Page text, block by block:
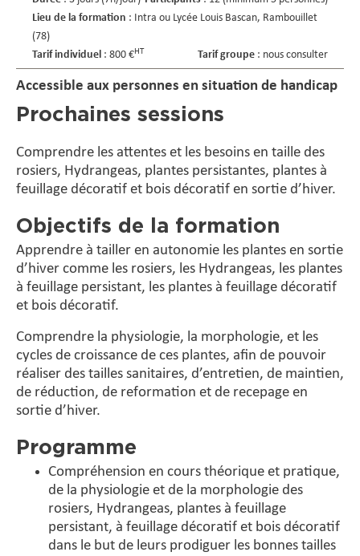
Lieu de la formation : Intra ou Lycée Louis Bascan, Rambouillet
(78)
Tarif individuel : 800 €HT Tarif groupe : nous consulter
Accessible aux personnes en situation de handicap
Prochaines sessions
Comprendre les attentes et les besoins en taille des
rosiers, Hydrangeas, plantes persistantes, plantes à
feuillage décoratif et bois décoratif en sortie d’hiver.
Objectifs de la formation
Apprendre à tailler en autonomie les plantes en sortie
d’hiver comme les rosiers, les Hydrangeas, les plantes
à feuillage persistant, les plantes à feuillage décoratif
et bois décoratif.
Comprendre la physiologie, la morphologie, et les
cycles de croissance de ces plantes, afin de pouvoir
réaliser des tailles sanitaires, d’entretien, de maintien,
de réduction, de reformation et de recepage en
sortie d’hiver.
Programme
Compréhension en cours théorique et pratique,
de la physiologie et de la morphologie des
rosiers, Hydrangeas, plantes à feuillage
persistant, à feuillage décoratif et bois décoratif
dans le but de leurs prodiguer les bonnes tailles